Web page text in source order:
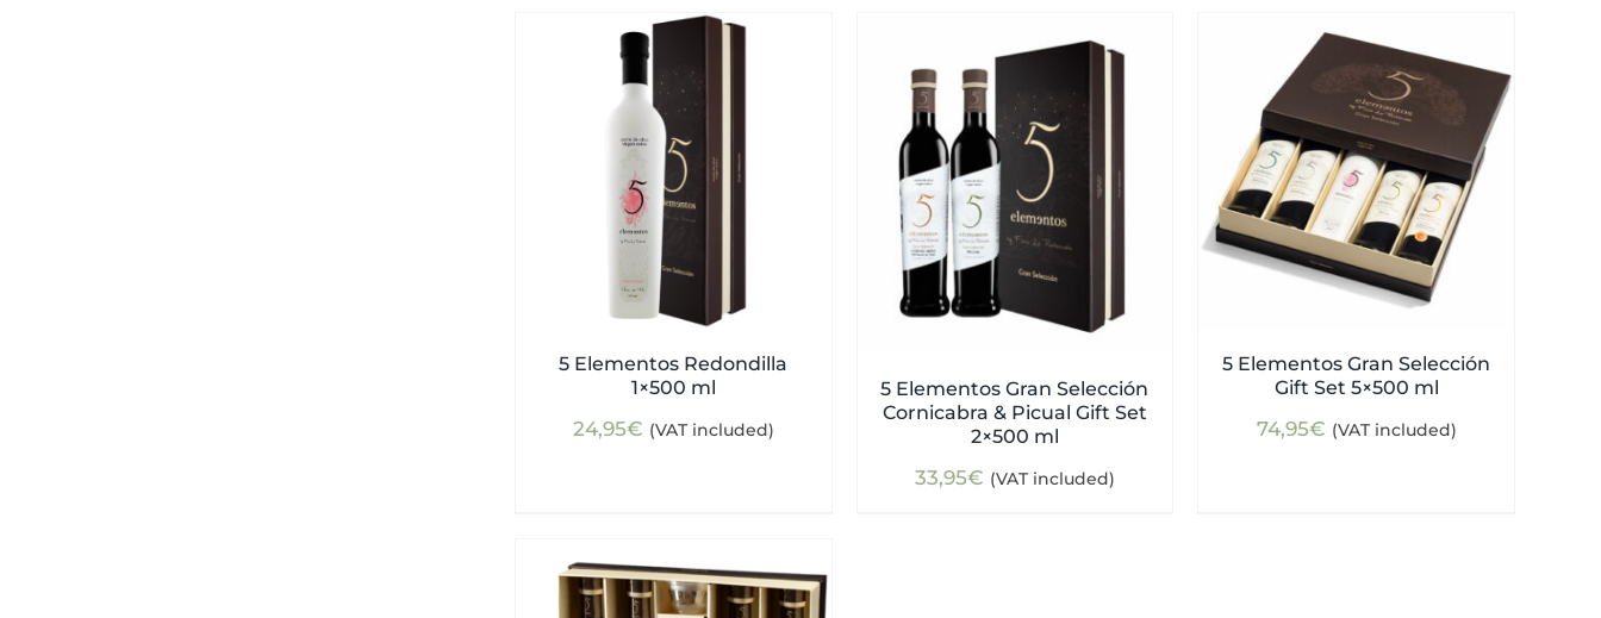
5 Elementos Redondilla
1×500 ml
24,95€ (VAT included)
5 Elementos Gran Selección
Cornicabra & Picual Gift Set
2×500 ml
33,95€ (VAT included)
5 Elementos Gran Selección
Gift Set 5×500 ml
74,95€ (VAT included)